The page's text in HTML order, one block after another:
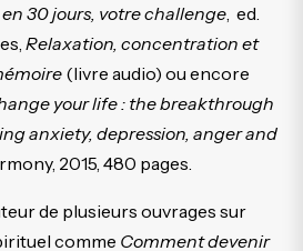
30 jours, votre challenge ed.
Relaxation, concentration et
(livre audio) ou encore
your life : the breakthrough
anxiety, depression, anger and
2015, 480 pages.
de plusieurs ouvrages sur
comme Comment devenir